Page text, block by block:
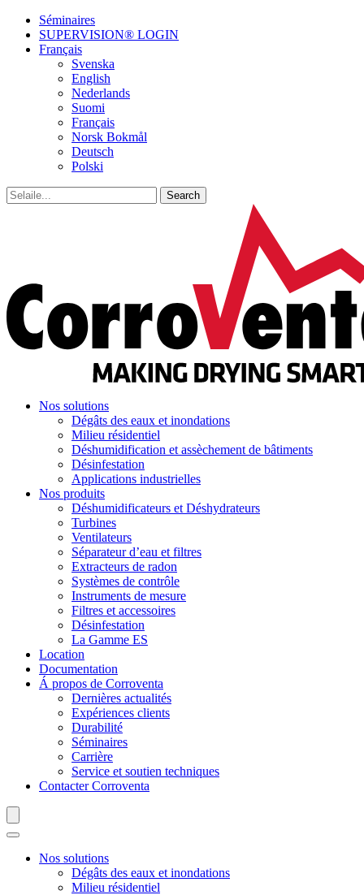
Séminaires
SUPERVISION® LOGIN
Français
Svenska
English
Nederlands
Suomi
Français
Norsk Bokmål
Deutsch
Polski
Search
Nos solutions
Dégâts des eaux et inondations
Milieu résidentiel
Déshumidification et assèchement de bâtiments
Désinfestation
Applications industrielles
Nos produits
Déshumidificateurs et Déshydrateurs
Turbines
Ventilateurs
Séparateur d’eau et filtres
Extracteurs de radon
Systèmes de contrôle
Instruments de mesure
Filtres et accessoires
Désinfestation
La Gamme ES
Location
Documentation
Á propos de Corroventa
Dernières actualités
Expériences clients
Durabilité
Séminaires
Carrière
Service et soutien techniques
Contacter Corroventa
Nos solutions
Dégâts des eaux et inondations
Milieu résidentiel